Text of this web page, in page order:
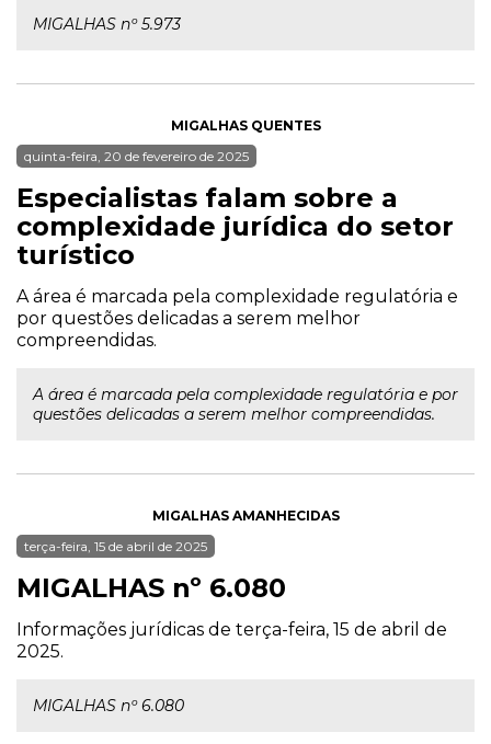
MIGALHAS nº 5.973
MIGALHAS QUENTES
quinta-feira, 20 de fevereiro de 2025
Especialistas falam sobre a
complexidade jurídica do setor
turístico
A área é marcada pela complexidade regulatória e
por questões delicadas a serem melhor
compreendidas.
A área é marcada pela complexidade regulatória e por
questões delicadas a serem melhor compreendidas.
MIGALHAS AMANHECIDAS
terça-feira, 15 de abril de 2025
MIGALHAS nº 6.080
Informações jurídicas de terça-feira, 15 de abril de
2025.
MIGALHAS nº 6.080